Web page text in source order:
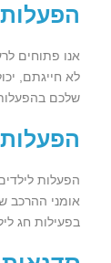
אנו פתוחים
לא חייגתם,
שלכם
הפעלות
אומני ההרכב
בפעילות חג